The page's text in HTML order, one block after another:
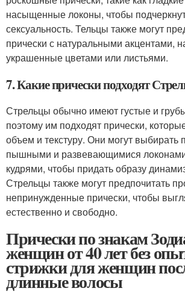
насыщенные локоны, чтобы
сексуальность. Тельцы также могут
прически с натуральными акцентами,
украшенные цветами или листьями.
7. Какие прически подходят
Стрельцы обычно имеют густые и
поэтому им подходят прически,
объем и текстуру. Они могут выбирать
пышными и развевающимися
кудрями, чтобы придать образу
Стрельцы также могут предпочитать
непринужденные прически, чтобы
естественно и свободно.
Прически по знакам
женщин от 40 лет без
стрижки для женщин
длинные волосы